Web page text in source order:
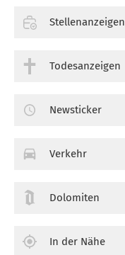
Stellenanzeigen
Todesanzeigen
Newsticker
Verkehr
Dolomiten
In der Nähe